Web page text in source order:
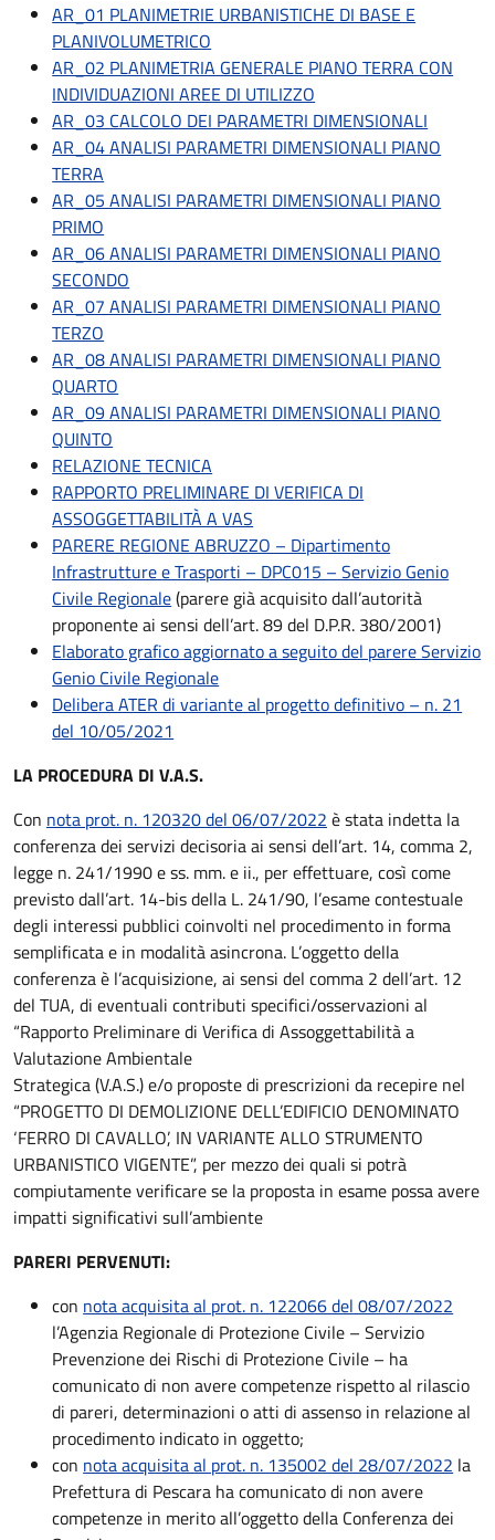
AR_01 PLANIMETRIE URBANISTICHE DI BASE E
PLANIVOLUMETRICO
AR_02 PLANIMETRIA GENERALE PIANO TERRA CON
INDIVIDUAZIONI AREE DI UTILIZZO
AR_03 CALCOLO DEI PARAMETRI DIMENSIONALI
AR_04 ANALISI PARAMETRI DIMENSIONALI PIANO
TERRA
AR_05 ANALISI PARAMETRI DIMENSIONALI PIANO
PRIMO
AR_06 ANALISI PARAMETRI DIMENSIONALI PIANO
SECONDO
AR_07 ANALISI PARAMETRI DIMENSIONALI PIANO
TERZO
AR_08 ANALISI PARAMETRI DIMENSIONALI PIANO
QUARTO
AR_09 ANALISI PARAMETRI DIMENSIONALI PIANO
QUINTO
RELAZIONE TECNICA
RAPPORTO PRELIMINARE DI VERIFICA DI
ASSOGGETTABILITÀ A VAS
PARERE REGIONE ABRUZZO – Dipartimento
Infrastrutture e Trasporti – DPC015 – Servizio Genio
Civile Regionale(parere già acquisito dall’autorità
proponente ai sensi dell’art. 89 del D.P.R. 380/2001)
Elaborato grafico aggiornato a seguito del parere Servizio
Genio Civile Regionale
Delibera ATER di variante al progetto definitivo – n. 21
del 10/05/2021
LA PROCEDURA DI V.A.S.
Con nota prot. n. 120320 del 06/07/2022 è stata indetta la
conferenza dei servizi decisoria ai sensi dell’art. 14, comma 2,
legge n. 241/1990 e ss. mm. e ii., per effettuare, così come
previsto dall’art. 14-bis della L. 241/90, l’esame contestuale
degli interessi pubblici coinvolti nel procedimento in forma
semplificata e in modalità asincrona. L’oggetto della
conferenza è l’acquisizione, ai sensi del comma 2 dell’art. 12
del TUA, di eventuali contributi specifici/osservazioni al
“Rapporto Preliminare di Verifica di Assoggettabilità a
Valutazione Ambientale
Strategica (V.A.S.) e/o proposte di prescrizioni da recepire nel
“PROGETTO DI DEMOLIZIONE DELL’EDIFICIO DENOMINATO
‘FERRO DI CAVALLO’, IN VARIANTE ALLO STRUMENTO
URBANISTICO VIGENTE”, per mezzo dei quali si potrà
compiutamente verificare se la proposta in esame possa avere
impatti significativi sull’ambiente
PARERI PERVENUTI:
con nota acquisita al prot. n. 122066 del 08/07/2022
l’Agenzia Regionale di Protezione Civile – Servizio
Prevenzione dei Rischi di Protezione Civile – ha
comunicato di non avere competenze rispetto al rilascio
di pareri, determinazioni o atti di assenso in relazione al
procedimento indicato in oggetto;
con nota acquisita al prot. n. 135002 del 28/07/2022 la
Prefettura di Pescara ha comunicato di non avere
competenze in merito all’oggetto della Conferenza dei